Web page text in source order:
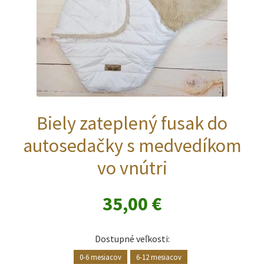
Biely zateplený fusak do
autosedačky s medvedíkom
vo vnútri
35,00 €
Dostupné veľkosti:
0-6 mesiacov 6-12 mesiacov